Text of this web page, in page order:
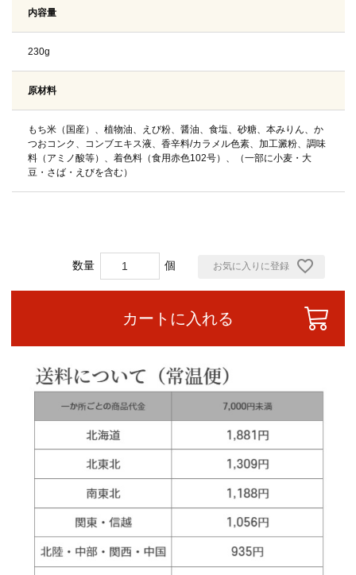
内容量
230g
原材料
もち米（国産）、植物油、えび粉、醤油、食塩、砂糖、本みりん、か
つおコンク、コンブエキス液、香辛料/カラメル色素、加工澱粉、調味
料（アミノ酸等）、着色料（食用赤色102号）、（一部に小麦・大
豆・さば・えびを含む）
お気に入りに登録
カートに入れる